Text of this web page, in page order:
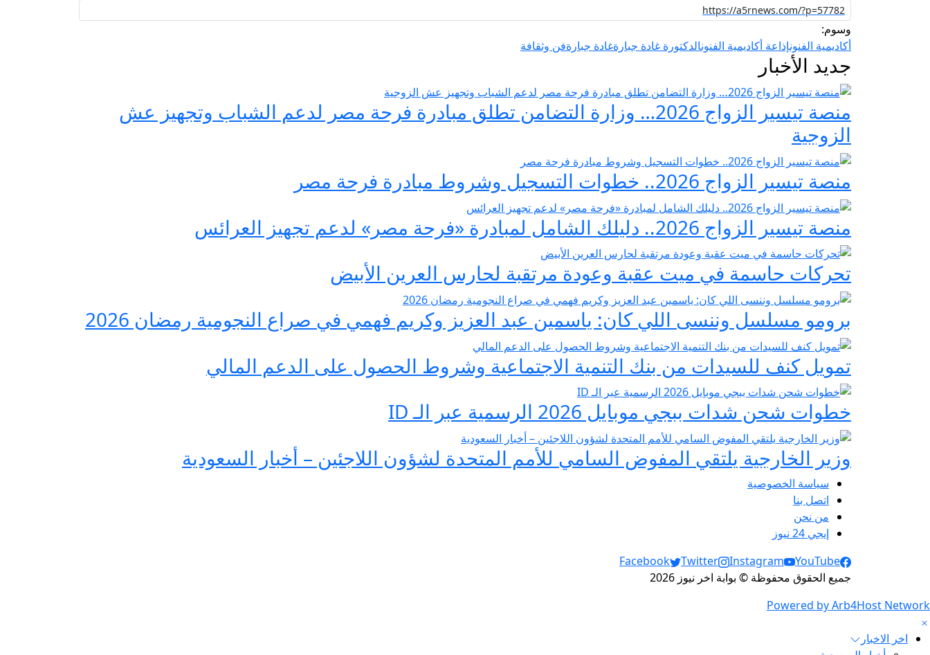
وسوم:
أكاديمية الفنونإذاعة أكاديمية الفنونالدكتورة غادة جبارةغادة جبارةفن وثقافة
جديد الأخبار
منصة تيسير الزواج 2026… وزارة التضامن تطلق مبادرة فرحة مصر لدعم الشباب وتجهيز عش
الزوجية
منصة تيسير الزواج 2026.. خطوات التسجيل وشروط مبادرة فرحة مصر
منصة تيسير الزواج 2026.. دليلك الشامل لمبادرة «فرحة مصر» لدعم تجهيز العرائس
تحركات حاسمة في ميت عقبة وعودة مرتقبة لحارس العرين الأبيض
برومو مسلسل وننسى اللي كان: ياسمين عبد العزيز وكريم فهمي في صراع النجومية رمضان 2026
تمويل كنف للسيدات من بنك التنمية الاجتماعية وشروط الحصول على الدعم المالي
خطوات شحن شدات ببجي موبايل 2026 الرسمية عبر الـ ID
وزير الخارجية يلتقي المفوض السامي للأمم المتحدة لشؤون اللاجئين – أخبار السعودية
سياسة الخصوصية
اتصل بنا
من نحن
إيجي 24 نيوز
Social Links
Facebook Twitter Instagram
YouTube
جميع الحقوق محفوظة © بوابة اخر نيوز 2026
Powered by Arb4Host Network
اخر الاخبار